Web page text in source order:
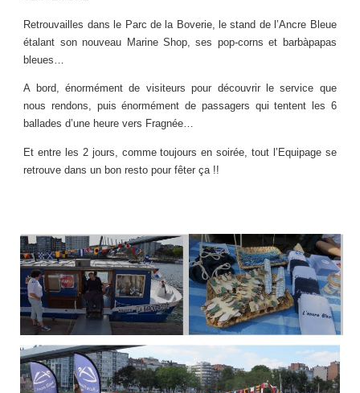
Retrouvailles dans le Parc de la Boverie, le stand de l’Ancre Bleue
étalant son nouveau Marine Shop, ses pop-corns et barbàpapas
bleues…
A bord, énormément de visiteurs pour découvrir le service que
nous rendons, puis énormément de passagers qui tentent les 6
ballades d’une heure vers Fragnée…
Et entre les 2 jours, comme toujours en soirée, tout l’Equipage se
retrouve dans un bon resto pour fêter ça !!